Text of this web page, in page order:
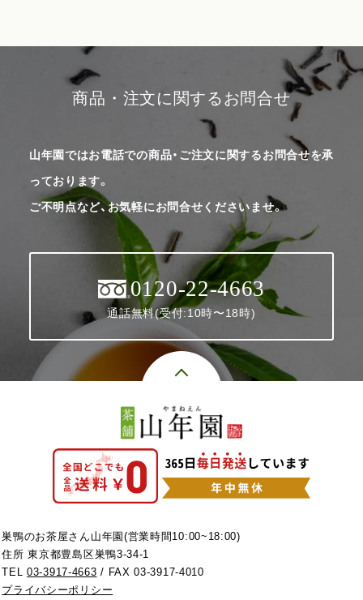
商品・注文に関するお問合せ
山年園ではお電話での商品・ご注文に関するお問合せを承
っております。
ご不明点など、お気軽にお問合せくださいませ。
0120-22-4663
通話無料(受付:10時〜18時)
巣鴨のお茶屋さん山年園(営業時間10:00~18:00)
住所 東京都豊島区巣鴨3-34-1
TEL03-3917-4663 / FAX 03-3917-4010
プライバシーポリシー